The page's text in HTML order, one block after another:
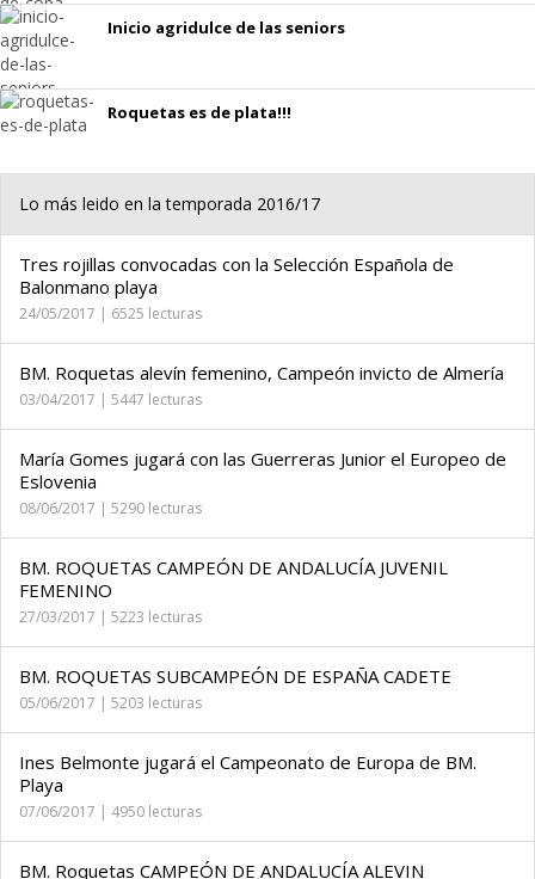
Inicio agridulce de las seniors
Roquetas es de plata!!!
Lo más leido en la temporada 2016/17
Tres rojillas convocadas con la Selección Española de
Balonmano playa
24/05/2017 | 6525 lecturas
BM. Roquetas alevín femenino, Campeón invicto de Almería
03/04/2017 | 5447 lecturas
María Gomes jugará con las Guerreras Junior el Europeo de
Eslovenia
08/06/2017 | 5290 lecturas
BM. ROQUETAS CAMPEÓN DE ANDALUCÍA JUVENIL
FEMENINO
27/03/2017 | 5223 lecturas
BM. ROQUETAS SUBCAMPEÓN DE ESPAÑA CADETE
05/06/2017 | 5203 lecturas
Ines Belmonte jugará el Campeonato de Europa de BM.
Playa
07/06/2017 | 4950 lecturas
BM. Roquetas CAMPEÓN DE ANDALUCÍA ALEVIN